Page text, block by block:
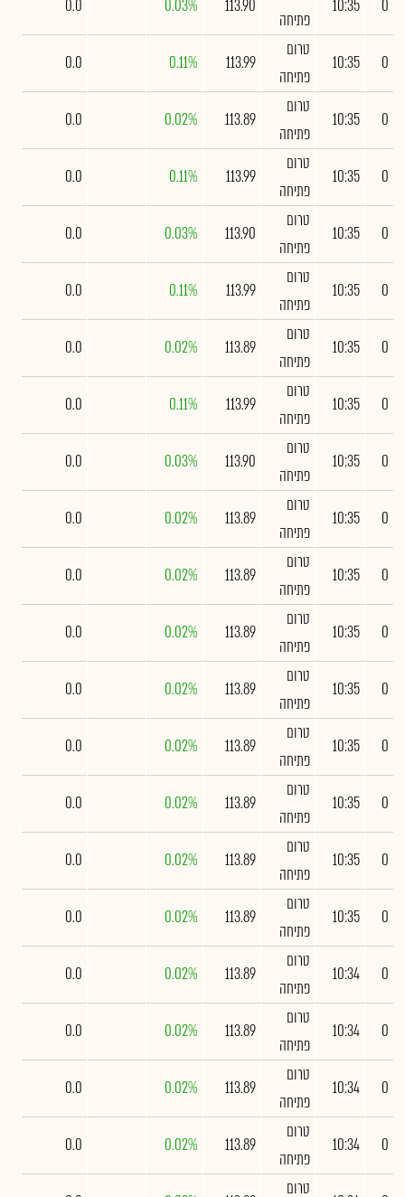
0
10:35
פתיחה
113.90
0.03%
0.0
0
10:35
טרום
פתיחה
113.99
0.11%
0.0
0
10:35
טרום
פתיחה
113.89
0.02%
0.0
0
10:35
טרום
פתיחה
113.99
0.11%
0.0
0
10:35
טרום
פתיחה
113.90
0.03%
0.0
0
10:35
טרום
פתיחה
113.99
0.11%
0.0
0
10:35
טרום
פתיחה
113.89
0.02%
0.0
0
10:35
טרום
פתיחה
113.99
0.11%
0.0
0
10:35
טרום
פתיחה
113.90
0.03%
0.0
0
10:35
טרום
פתיחה
113.89
0.02%
0.0
0
10:35
טרום
פתיחה
113.89
0.02%
0.0
0
10:35
טרום
פתיחה
113.89
0.02%
0.0
0
10:35
טרום
פתיחה
113.89
0.02%
0.0
0
10:35
טרום
פתיחה
113.89
0.02%
0.0
0
10:35
טרום
פתיחה
113.89
0.02%
0.0
0
10:35
טרום
פתיחה
113.89
0.02%
0.0
0
10:35
טרום
פתיחה
113.89
0.02%
0.0
0
10:34
טרום
פתיחה
113.89
0.02%
0.0
0
10:34
טרום
פתיחה
113.89
0.02%
0.0
0
10:34
טרום
פתיחה
113.89
0.02%
0.0
0
10:34
טרום
פתיחה
113.89
0.02%
0.0
טרום